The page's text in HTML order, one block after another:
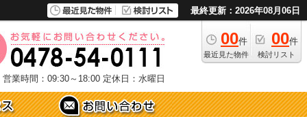
最終更新：2026年08月06日
00件
最近見た物件
00件
検討リスト
営業時間：09:30～18:00 定休日：水曜日